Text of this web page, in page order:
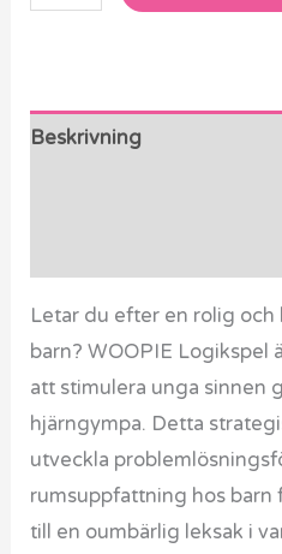
Beskrivning
Letar du efter en rolig
barn? WOOPIE Logikspel
att stimulera unga sinnen
hjärngympa. Detta
utveckla
rumsuppfattning hos barn
till en oumbärlig leksak i